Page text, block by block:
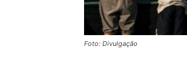
Foto: Divulgação